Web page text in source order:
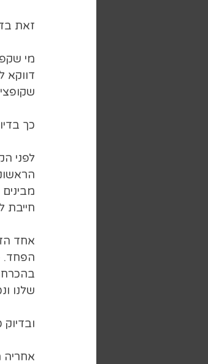
זאת
מי
דווקא
כך
לפני
חייבת
אחד
הפחד.
בהכרח
שלנו
אחריה